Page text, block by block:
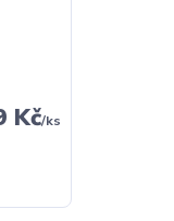
Kč/ks